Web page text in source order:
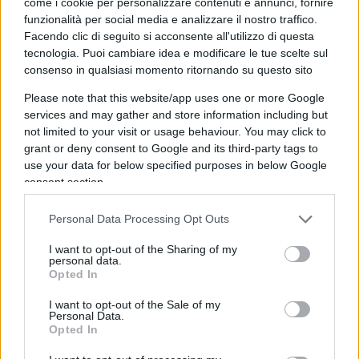
funzionalità per social media e analizzare il nostro traffico.
Facendo clic di seguito si acconsente all'utilizzo di questa
tecnologia. Puoi cambiare idea e modificare le tue scelte sul
consenso in qualsiasi momento ritornando su questo sito
Please note that this website/app uses one or more Google
services and may gather and store information including but
not limited to your visit or usage behaviour. You may click to
grant or deny consent to Google and its third-party tags to
use your data for below specified purposes in below Google
consent section.
Personal Data Processing Opt Outs
I want to opt-out of the Sharing of my
personal data.
Opted In
I want to opt-out of the Sale of my
Personal Data.
Opted In
10.30 Russia, Ryabkov: “Aperti a
nuovi contatti con gli Usa sul
disarmo nucleare”
Il viceministro degli Esteri della Federazione
Russa,Serghej Ryabkov, non ha escluso nuovi
contatti con gli Stati Uniti dopo l’incontro al Cairo
sul Trattato sulla riduzione e limitazione delle
mostrano interesse e disponibilità per questo,
non rifiuteremo”, ha detto Ryabkov ai giornalisti,
citato da Ria Novosti.
11.00 Dialogo telefonico Putin-